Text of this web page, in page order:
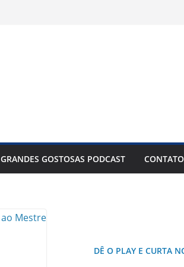
GRANDES GOSTOSAS PODCAST CONTATO
DÊ O PLAY E CURTA